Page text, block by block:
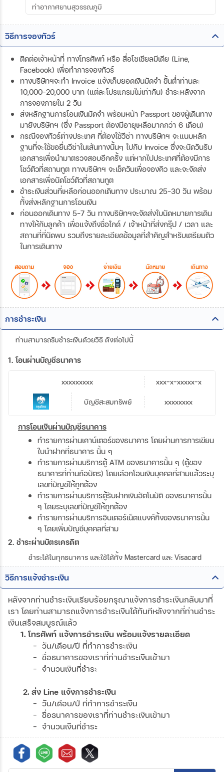
ท่าอากาศยานสุวรรณภูมิ
วิธีการจองทัวร์
ติดต่อเจ้าหน้าที่ ทางโทรศัพท์ หรือ สื่อโซเชียลมีเดีย (Line,
Facebook) เพื่อทำการจองทัวร์
ทางบริษัทฯจะทำ Invoice แจ้งเก็บยอดเงินมัดจำ ขั้นต่ำท่านละ
10,000-20,000 บาท (แต่ละโปรแกรมไม่เท่ากัน) ชำระหลังจาก
การจองภายใน 2 วัน
ส่งหลักฐานการโอนเงินมัดจำ พร้อมหน้า Passport ของผู้เดินทาง
มายังบริษัทฯ (ซึ่ง Passport ต้องมีอายุเหลือมากกว่า 6 เดือน)
กรณีจองทัวร์ต่างประเทศ ที่ต้องใช้วีซ่า ทางบริษัทฯ จะแนบหลัก
ฐานที่จะใช้ขอยื่นวีซ่าในเส้นทางนั้นๆ ไปกับ Invoice ซึ่งจะนัดวันรับ
เอกสารเพื่อนำมาตรวจสอบอีกครั้ง แต่หากไปประเทศที่ต้องมีการ
โชว์ตัวที่สถานทูต ทางบริษัทฯ จะเช็ควันเพื่อจองคิว และจะจัดส่ง
เอกสารเพื่อนัดโชว์ตัวที่สถานทูต
ชำระเงินส่วนที่เหลือก่อนออกเดินทาง ประมาณ 25-30 วัน พร้อม
ทั้งส่งหลักฐานการโอนเงิน
ก่อนออกเดินทาง 5-7 วัน ทางบริษัทฯจะจัดส่งใบนัดหมายการเดิน
ทางให้กับลูกค้า เพื่อแจ้งถึงชื่อไกด์ / เจ้าหน้าที่ส่งกรุ๊ป / เวลา และ
สถานที่ที่นัดพบ รวมถึงรายละเอียดข้อมูลที่สำคัญสำหรับเตรียมตัว
ในการเดินทาง
การชำระเงิน
ท่านสามารถรับชำระเงินด้วยวิธี ดังต่อไปนี้
1. โอนผ่านบัญชีธนาคาร
บัญชีสะสมทรัพย์
xxxxxxxxx
xxxxxxxx
xxx-x-xxxxx-x
การโอนเงินผ่านบัญชีธนาคาร
ทำรายการผ่านเคาน์เตอร์ของธนาคาร โดยผ่านการการเขียน
ใบนำฝากที่ธนาคาร นั้น ๆ
ทำรายการผ่านบริการตู้ ATM ของธนาคารนั้น ๆ (ตู้ของ
ธนาคารที่ท่านถือบัตร) โดยเลือกโอนเงินบุคคลที่สามแล้วระบุ
เลขที่บัญชีให้ถูกต้อง
ทำรายการผ่านบริการตู้รับฝากเงินอัตโนมัติ ของธนาคารนั้น
ๆ โดยระบุเลขที่บัญชีให้ถูกต้อง
ทำรายการผ่านบริการอินเตอร์เน็ตแบงค์กิ้งของธนาคารนั้น
ๆ โดยเพิ่มบัญชีบุคคลที่สาม
2. ชำระผ่านบัตรเครดิต
ชำระได้ในทุกธนาคาร และใช้ได้ทั้ง Mastercard และ Visacard
วิธีการแจ้งชำระเงิน
หลังจากท่านชำระเงินเรียบร้อยกรุณาแจ้งการชำระเงินกลับมาที่
เรา โดยท่านสามารถแจ้งการชำระเงินได้ทันทีหลังจากที่ท่านชำระ
เงินเสร็จสมบูรณ์แล้ว
1. โทรศัพท์ แจ้งการชำระเงิน พร้อมแจ้งรายละเอียด
- วัน/เดือน/ปี ที่ทำการชำระเงิน
- ชื่อธนาคารของเราที่ท่านชำระเงินเข้ามา
- จำนวนเงินที่ชำระ
2. ส่ง Line แจ้งการชำระเงิน
- วัน/เดือน/ปี ที่ทำการชำระเงิน
- ชื่อธนาคารของเราที่ท่านชำระเงินเข้ามา
- จำนวนเงินที่ชำระ